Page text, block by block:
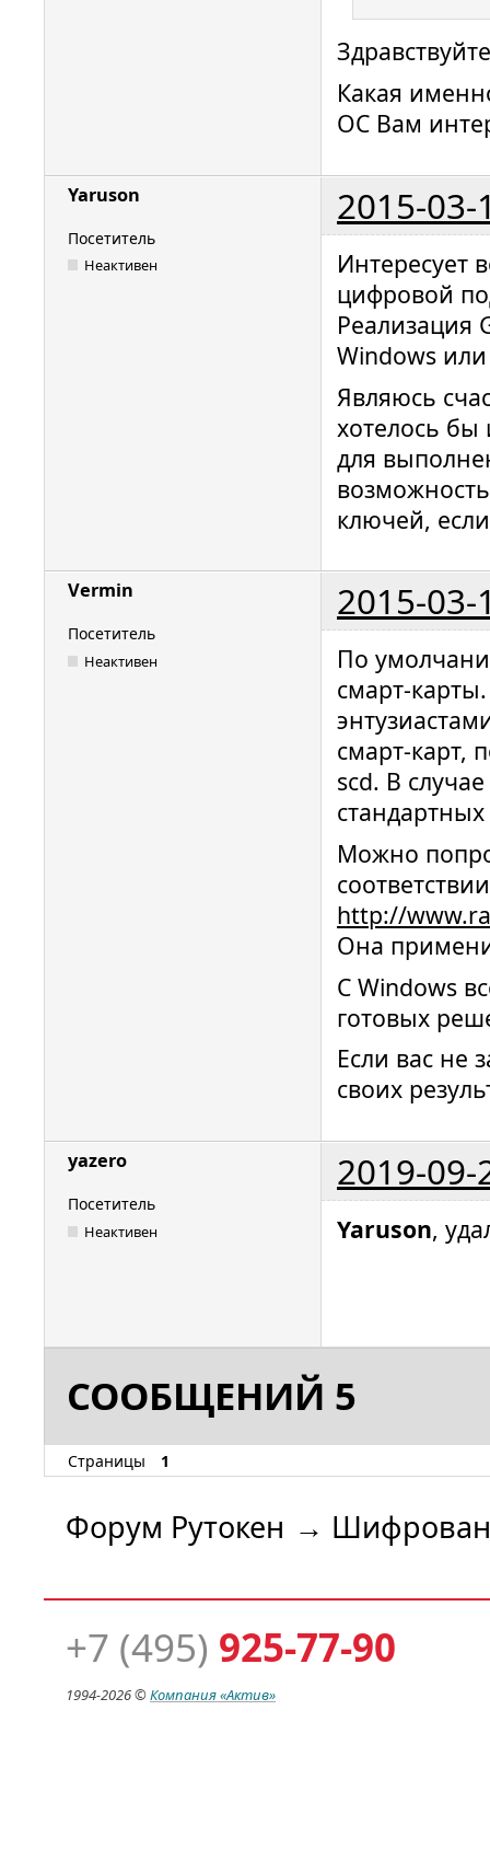
Какая
ОС Вам
Yaruson 2015-03-
Посетитель
Неактивен
Интересует
цифровой
Реализация
Windows
Являюсь
хотелось бы
для
ключей,
Vermin 2015-03-
Посетитель
Неактивен
По
смарт-
смарт-карт,
scd. В
Можно
http://
Она
С Windows
готовых
Если вас не
своих
yazero 2019-09-
Посетитель
Неактивен Yaruson,
СООБЩЕНИЙ 5
Страницы 1
Форум Рутокен →
+7 (495) 925-77-90
1994-2026 ©Компания«Актив»